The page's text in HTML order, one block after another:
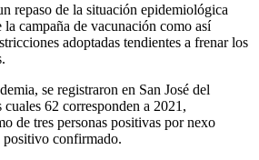
repaso de la situación epidemiológica
campaña de vacunación como así
adoptadas tendientes a frenar los
se registraron en San José del
62 corresponden a 2021,
de tres personas positivas por nexo
confirmado.